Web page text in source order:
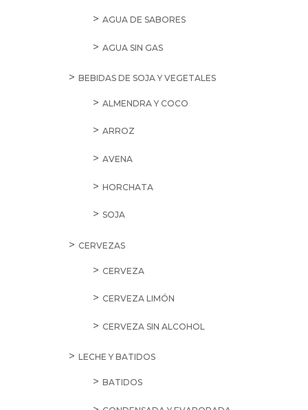
AGUA DE SABORES
AGUA SIN GAS
BEBIDAS DE SOJA Y VEGETALES
ALMENDRA Y COCO
ARROZ
AVENA
HORCHATA
SOJA
CERVEZAS
CERVEZA
CERVEZA LIMÓN
CERVEZA SIN ALCOHOL
LECHE Y BATIDOS
BATIDOS